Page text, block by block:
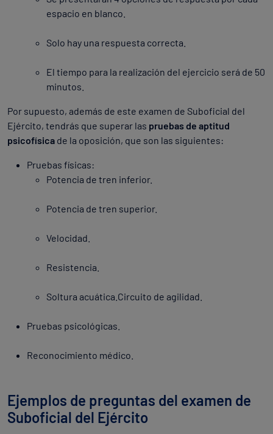
espacio en blanco.
Solo hay una respuesta correcta.
El tiempo para la realización del ejercicio será de 50
minutos.
Por supuesto, además de este examen de Suboficial del
Ejército, tendrás que superar las pruebas de aptitud
psicofísica de la oposición, que son las siguientes:
Pruebas físicas:
Potencia de tren inferior.
Potencia de tren superior.
Velocidad.
Resistencia.
Soltura acuática.Circuito de agilidad.
Pruebas psicológicas.
Reconocimiento médico.
Ejemplos de preguntas del examen de
Suboficial del Ejército